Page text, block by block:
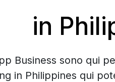
in
Business sono qui
in Philippines qui